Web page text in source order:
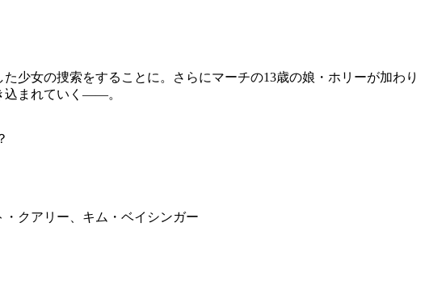
少女の捜索をすることに。さらにマーチの13歳の娘・ホリーが加わり
込まれていく――。
クアリー、キム・ベイシンガー